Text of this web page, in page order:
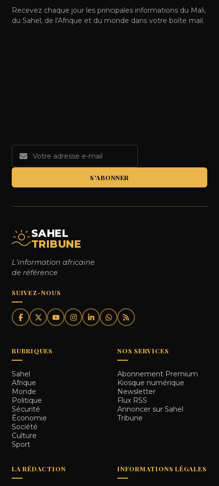
Recevez chaque jour les principales informations du Mali,
du Sahel, de l'Afrique et du monde dans votre boîte mail.
S'ABONNER
SAHEL
TRIBUNE
L'information africaine
de référence
SUIVEZ-NOUS
RUBRIQUES
Sahel
Afrique
Monde
Politique
Sécurité
Économie
Société
Culture
Sport
NOS SERVICES
Abonnement Premium
Kiosque numérique
Newsletter
Flux RSS
Annoncer sur Sahel
Tribune
LA RÉDACTION INFORMATIONS LÉGALES